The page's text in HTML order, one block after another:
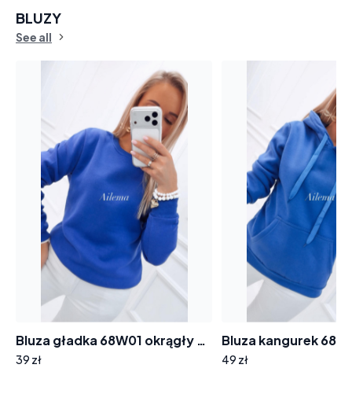
BLUZY
See all
Bluza gładka 68W01 okrągły dekolt, długi rękaw
39 zł 49 zł